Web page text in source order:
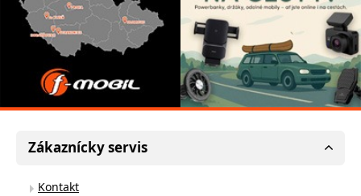
Zákaznícky servis
Kontakt